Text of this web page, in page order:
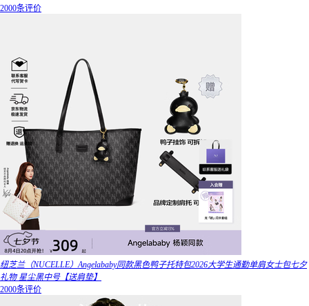
2000条评价
纽芝兰（NUCELLE）Angelababy同款黑色鸭子托特包2026大学生通勤单肩女士包七夕
礼物 星尘黑中号【送肩垫】
2000条评价